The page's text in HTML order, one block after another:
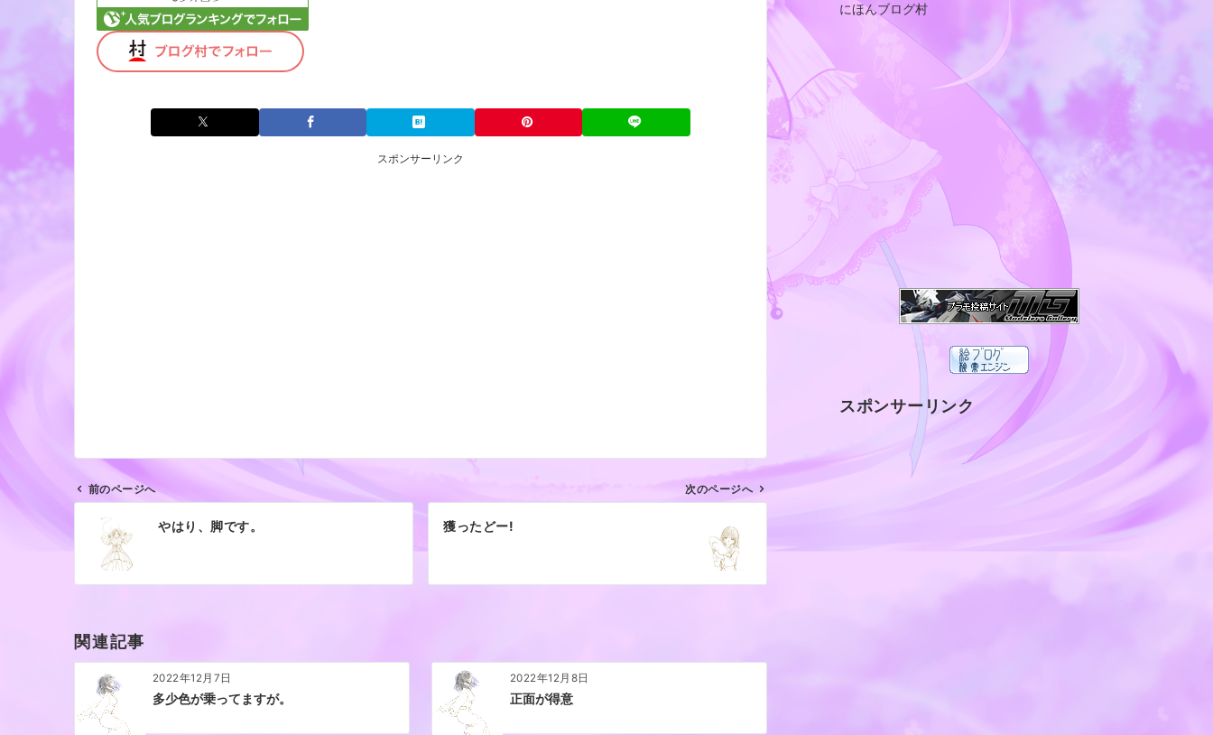
スポンサーリンク
シ
前のページへ
やはり、脚です。
次のページへ
獲ったどー!
関連記事
2022年12月7日
多少色が乗ってますが。
2022年12月8日
正面が得意
にほんブログ村
スポンサーリンク